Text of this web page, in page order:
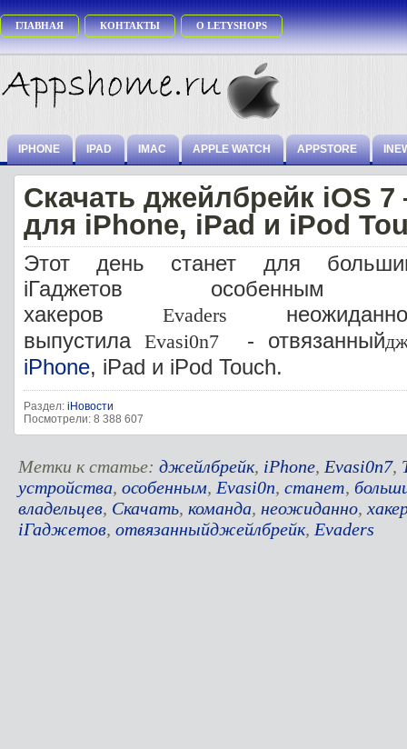
ГЛАВНАЯ КОНТАКТЫ О LETYSHOPS
IPHONE IPAD IMAC APPLE WATCH APPSTORE
Скачать джейлбрейк iOS
для iPhone, iPad и iPod
Этот день станет для
iГаджетов
хакеров Evaders
выпустилаEvasi0n7 - отвязанный
iPhone, iPad и iPod Touch.
Раздел: iНовости
Посмотрели: 8 388 607
Метки к статье: джейлбрейк, iPhone, Evasi0n7,
устройства, особенным, Evasi0n, станет,
владельцев, Скачать, команда, неожиданно,
iГаджетов, отвязанныйджейлбрейк, Evaders